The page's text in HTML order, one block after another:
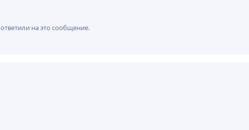
ответили на это сообщение.